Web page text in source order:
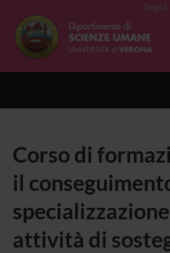
Segui
Corso di
il
attività di